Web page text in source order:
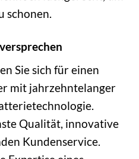
schonen.
Sie sich für einen
mit jahrzehntelanger
Qualität, innovative
Kundenservice.